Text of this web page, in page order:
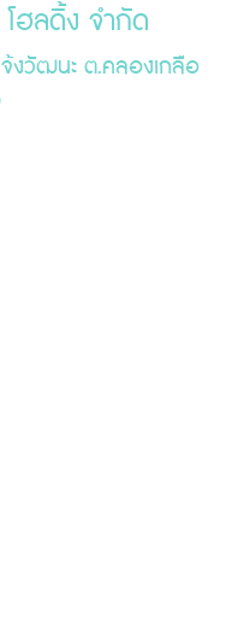
ฮลดิ้ง จำกัด
งวัฒนะ ต.คลองเกลือ